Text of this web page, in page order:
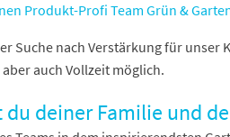
Produkt-Profi Team Grün &
Suche nach Verstärkung für unser
aber auch Vollzeit möglich.
du deiner Familie und